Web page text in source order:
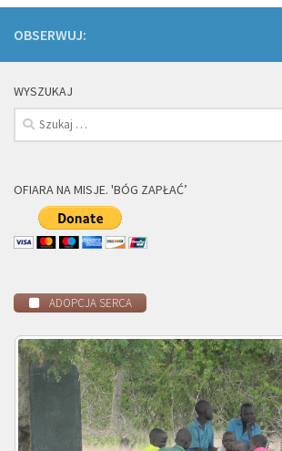
OBSERWUJ:
WYSZUKAJ
Szukaj:
OFIARA NA MISJE. 'BÓG ZAPŁAĆ’
ADOPCJA SERCA